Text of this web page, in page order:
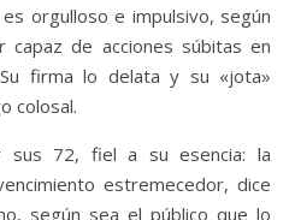
orgulloso e impulsivo, según
de acciones súbitas en
firma lo delata y su «jota»
colosal.
sus 72, fiel a su esencia: la
estremecedor, dice
según sea el público que lo